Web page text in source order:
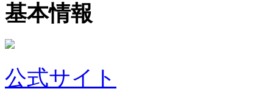
基本情報
公式サイト